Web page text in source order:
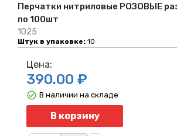
Перчатки нитриловые РОЗОВЫЕ
по 100шт
1025
Штук в упаковке: 10
Цена:
390.00 ₽
В корзину
В наличии на складе